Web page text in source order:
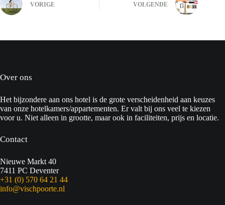
VORIGE VOLGENDE
Over ons
Het bijzondere aan ons hotel is de grote verscheidenheid aan keuzes
van onze hotelkamers/appartementen. Er valt bij ons veel te kiezen
voor u. Niet alleen in grootte, maar ook in faciliteiten, prijs en locatie.
Contact
Nieuwe Markt 40
7411 PC Deventer
+31 (0) 570 64 21 44
info@vischpoorte.nl